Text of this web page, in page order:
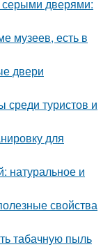
серыми дверями:
музеев, есть в
двери
среди туристов и
для
натуральное и
свойства
табачную пыль